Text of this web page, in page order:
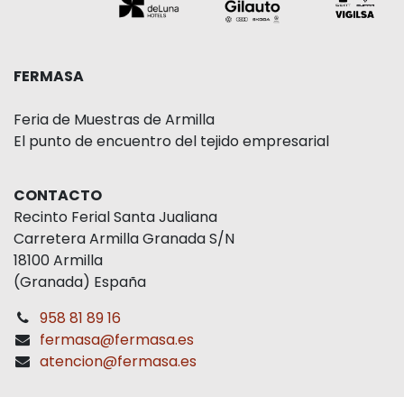
FERMASA
Feria de Muestras de Armilla
El punto de encuentro del tejido empresarial
CONTACTO
Recinto Ferial Santa Jualiana
Carretera Armilla Granada S/N
18100 Armilla
(Granada) España
958 81 89 16
fermasa@fermasa.es
atencion@fermasa.es